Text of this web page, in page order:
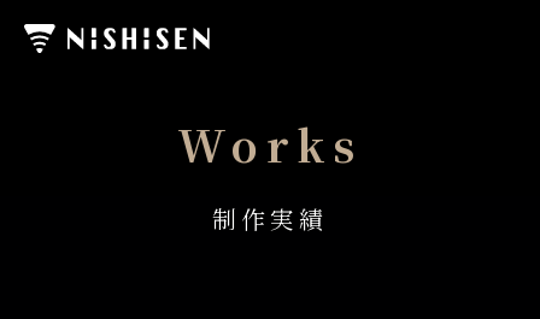
Works
制作実績